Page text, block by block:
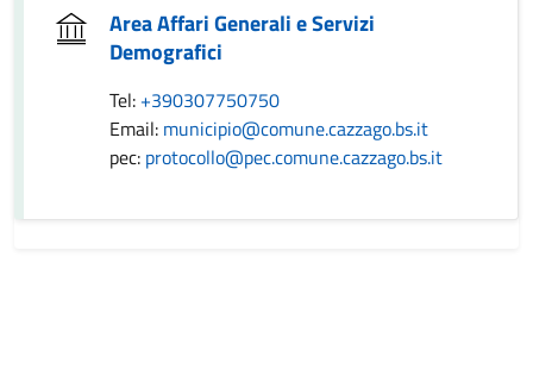
Area Affari Generali e Servizi
Demografici
Tel: +390307750750
Email: municipio@comune.cazzago.bs.it
pec: protocollo@pec.comune.cazzago.bs.it